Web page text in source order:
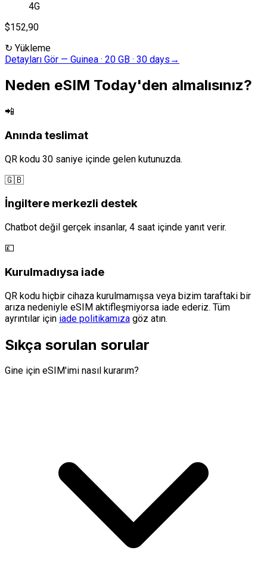
4G
$152,90
↻ Yükleme
Detayları Gör — Guinea · 20 GB · 30 days →
Neden eSIM Today'den almalısınız?
📲
Anında teslimat
QR kodu 30 saniye içinde gelen kutunuzda.
🇬🇧
İngiltere merkezli destek
Chatbot değil gerçek insanlar, 4 saat içinde yanıt verir.
💷
Kurulmadıysa iade
QR kodu hiçbir cihaza kurulmamışsa veya bizim taraftaki bir
arıza nedeniyle eSIM aktifleşmiyorsa iade ederiz. Tüm
ayrıntılar için iade politikamıza göz atın.
Sıkça sorulan sorular
Gine için eSIM'imi nasıl kurarım?